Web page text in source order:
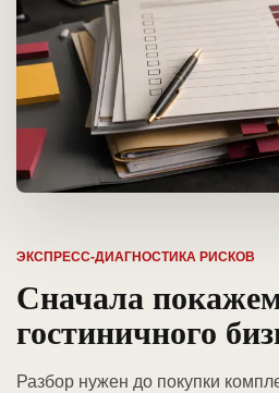
ЭКСПРЕСС-ДИАГНОСТИКА РИСКОВ
Сначала
гостиничного
Разбор нужен до покупки